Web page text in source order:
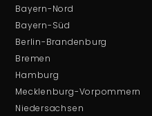
Bayern-Nord
Bayern-Süd
Berlin-Brandenburg
Bremen
Hamburg
Mecklenburg-Vorpommern
Niedersachsen